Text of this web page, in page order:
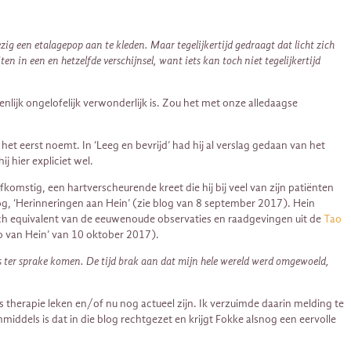
een etalagepop aan te kleden. Maar tegelijkertijd gedraagt dat licht zich
in een en hetzelfde verschijnsel, want iets kan toch niet tegelijkertijd
ongelofelijk verwonderlijk is. Zou het met onze alledaagse
eerst noemt. In ‘Leeg en bevrijd’ had hij al verslag gedaan van het
hier expliciet wel.
een hartverscheurende kreet die hij bij veel van zijn patiënten
‘Herinneringen aan Hein’ (zie blog van 8 september 2017). Hein
van de eeuwenoude observaties en raadgevingen uit deTao
Hein’ van 10 oktober 2017).
sprake komen. De tijd brak aan dat mijn hele wereld werd omgewoeld,
therapie leken en/of nu nog actueel zijn. Ik verzuimde daarin melding te
is dat in die blog rechtgezet en krijgt Fokke alsnog een eervolle